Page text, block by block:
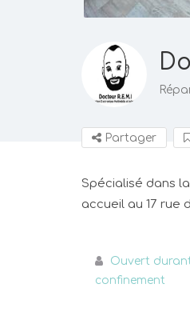
Partager
Spécialisé dans
accueil au 17 rue
Ouvert
confinement